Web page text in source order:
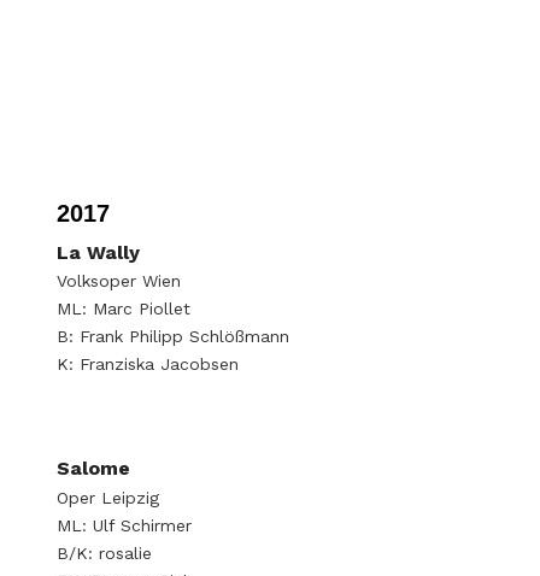
2017
La Wally
Volksoper Wien
ML: Marc Piollet
B: Frank Philipp Schlößmann
K: Franziska Jacobsen
Salome
Oper Leipzig
ML: Ulf Schirmer
B/K: rosalie